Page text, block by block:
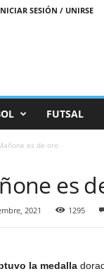
SESIÓN / UNIRSE
FUTSAL
es de oro
es
2021 1295
la medalla